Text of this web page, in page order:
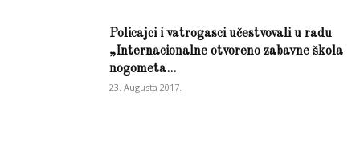
Policajci i vatrogasci učestvovali u radu
„Internacionalne otvoreno zabavne škola
nogometa...
23. Augusta 2017.